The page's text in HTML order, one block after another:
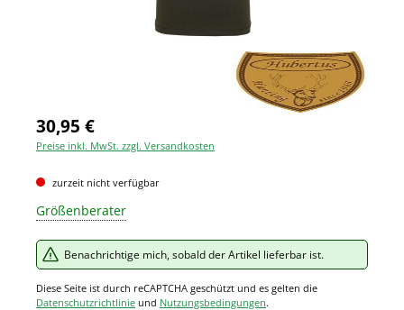
30,95 €
Preise inkl. MwSt. zzgl. Versandkosten
zurzeit nicht verfügbar
Größenberater
Benachrichtige mich, sobald der Artikel lieferbar ist.
Diese Seite ist durch reCAPTCHA geschützt und es gelten die
Datenschutzrichtlinie und Nutzungsbedingungen.